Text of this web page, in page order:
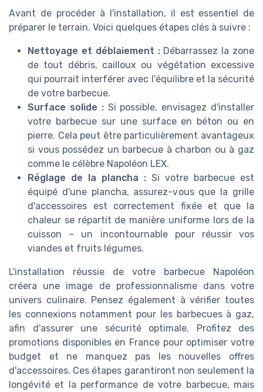
Avant de procéder à l'installation, il est essentiel de
préparer le terrain. Voici quelques étapes clés à suivre :
Nettoyage et déblaiement :Débarrassez la zone
de tout débris, cailloux ou végétation excessive
qui pourrait interférer avec l'équilibre et la sécurité
de votre barbecue.
Surface solide :Si possible, envisagez d'installer
votre barbecue sur une surface en béton ou en
pierre. Cela peut être particulièrement avantageux
si vous possédez un barbecue à charbon ou à gaz
comme le célèbre Napoléon LEX.
Réglage de la plancha : Si votre barbecue est
équipé d'une plancha, assurez-vous que la grille
d'accessoires est correctement fixée et que la
chaleur se répartit de manière uniforme lors de la
cuisson – un incontournable pour réussir vos
viandes et fruits légumes.
L'installation réussie de votre barbecue Napoléon
créera une image de professionnalisme dans votre
univers culinaire. Pensez également à vérifier toutes
les connexions notamment pour les barbecues à gaz,
afin d'assurer une sécurité optimale. Profitez des
promotions disponibles en France pour optimiser votre
budget et ne manquez pas les nouvelles offres
d'accessoires. Ces étapes garantiront non seulement la
longévité et la performance de votre barbecue, mais